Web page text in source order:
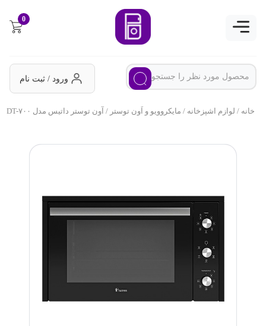
0
ورود / ثبت نام
خانه/ لوازم اشپزخانه/ مایکروویو و اَون توستر/ آون توستر داتیس مدل DT-۷۰۰